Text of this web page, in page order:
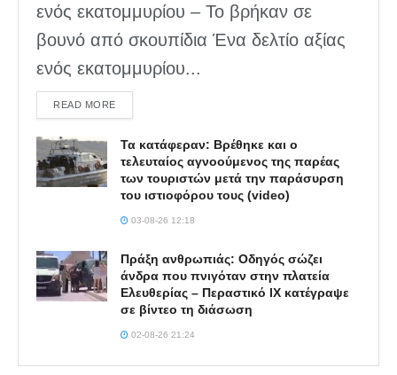
ενός εκατομμυρίου – Το βρήκαν σε
βουνό από σκουπίδια Ένα δελτίο αξίας
ενός εκατομμυρίου...
READ MOREDETAILS
Τα κατάφεραν: Βρέθηκε και ο
τελευταίος αγνοούμενος της παρέας
των τουριστών μετά την παράσυρση
του ιστιοφόρου τους (video)
03-08-26 12:18
Πράξη ανθρωπιάς: Οδηγός σώζει
άνδρα που πνιγόταν στην πλατεία
Ελευθερίας – Περαστικό ΙΧ κατέγραψε
σε βίντεο τη διάσωση
02-08-26 21:24